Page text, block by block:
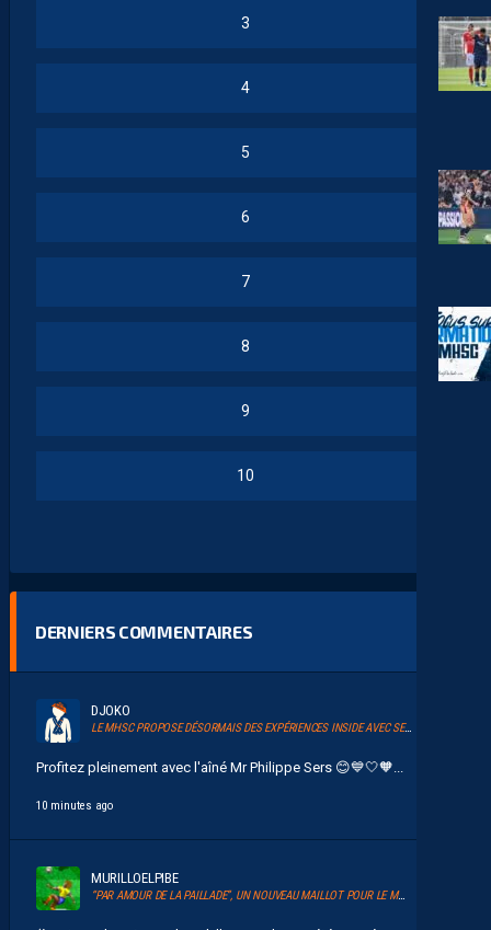
3
4
5
6
7
8
9
10
DERNIERS COMMENTAIRES
DJOKO
LE MHSC PROPOSE DÉSORMAIS DES EXPÉRIENCES INSIDE AVEC SERSOU
Profitez pleinement avec l'aîné Mr Philippe Sers 😊💙🤍🧡...
10 minutes ago
MURILLOELPIBE
“PAR AMOUR DE LA PAILLADE”, UN NOUVEAU MAILLOT POUR LE MHSC